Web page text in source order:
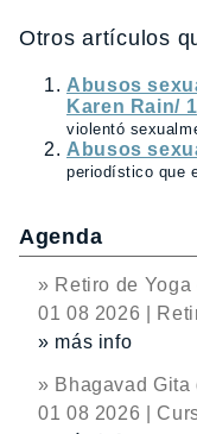
Otros artículos
Abusos
Karen Rain/ 1
violentó
Abusos
periodístico que
Agenda
» Retiro de
01 08 2026 |
» más info
» Bhagavad Gita
01 08 2026 |